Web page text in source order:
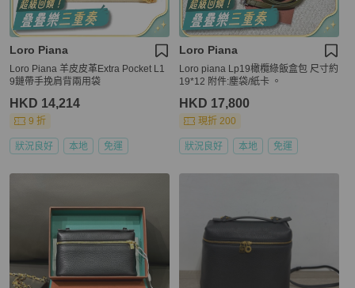
Loro Piana
Loro Piana 羊皮皮革Extra Pocket L1
9鏈帶手挽肩背兩用袋
HKD 14,214
9 折
狀況良好 本地 免運
Loro Piana
Loro piana Lp19橄欖綠飯盒包 尺寸約
19*12 附件:塵袋/紙卡 。
HKD 17,800
現折 200
狀況良好 本地 免運